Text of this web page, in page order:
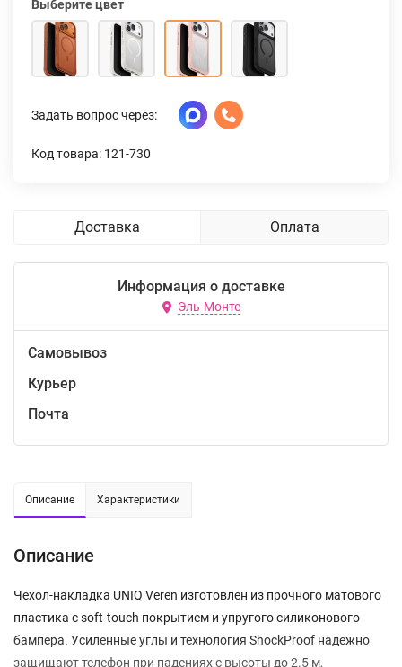
Выберите цвет
Задать вопрос через:
Код товара: 121-730
Доставка Оплата
Информация о доставке
Эль-Монте
Самовывоз
Курьер
Почта
Описание Характеристики
Описание
Чехол-накладка UNIQ Veren изготовлен из прочного матового
пластика с soft-touch покрытием и упругого силиконового
бампера. Усиленные углы и технология ShockProof надежно
защищают телефон при падениях с высоты до 2.5 м,